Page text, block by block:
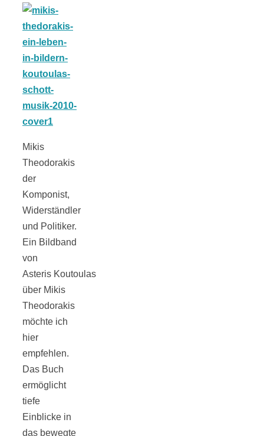
Mikis
Theodorakis
der
Komponist,
Widerständler
und Politiker.
Ein Bildband
von
Asteris Koutoulas
über Mikis
Theodorakis
möchte ich
hier
empfehlen.
Das Buch
ermöglicht
tiefe
Einblicke in
das bewegte